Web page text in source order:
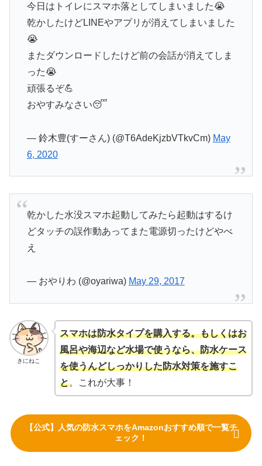
今日はトイレにスマホ落としてしまいました😭
乾かしたけどLINEやアプリが消えてしまいました
😭
またダウンロードしたけど前の会話が消えてしま
った😭
頑張るぞ💪
おやすみなさい😴
— 鈴木豊(すーさん) (@T6AdeKjzbVTkvCm) May
6, 2020
乾かした水没スマホ起動してみたら起動はするけ
どタッチの誤作動あってまた電源切ったけどやべ
え
— おやりわ (@oyariwa) May 29, 2017
きにねこ
スマホは防水タイプを購入する。もしくはお
風呂や海辺など水場で使うなら、防水ケース
を使うんどしっかりした防水対策を施すこ
と。これが大事！
【公式】人気の防水スマホをAmazonおすすめ順で一覧チ
ェック！